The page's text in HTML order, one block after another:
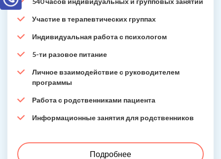
Участие в терапевтических группах
Индивидуальная работа с психологом
5-ти разовое питание
Личное взаимодействие с руководителем
программы
Работа с родственниками пациента
Информационные занятия для родственников
Подробнее